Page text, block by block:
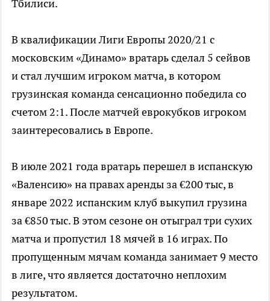
Тбилиси.
В квалификации Лиги Европы 2020/21 с
московским «Динамо» вратарь сделал 5 сейвов
и стал лучшим игроком матча, в котором
грузинская команда сенсационно победила со
счетом 2:1. После матчей еврокубков игроком
заинтересовались в Европе.
В июле 2021 года вратарь перешел в испанскую
«Валенсию» на правах аренды за €200 тыс, в
январе 2022 испанским клуб выкупил грузина
за €850 тыс. В этом сезоне он отыграл три сухих
матча и пропустил 18 мячей в 16 играх. По
пропущенным мячам команда занимает 9 место
в лиге, что является достаточно неплохим
результатом.